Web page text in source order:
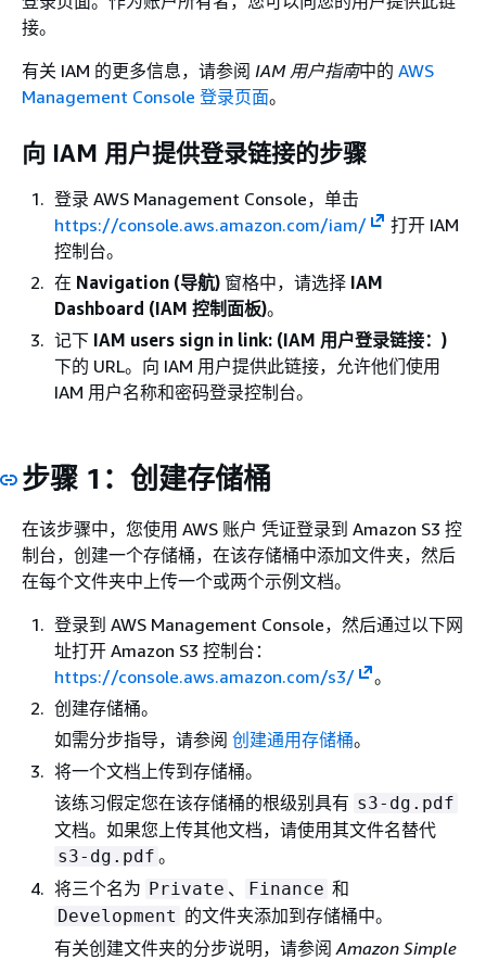
接。
有关 IAM 的更多信息，请参阅 IAM 用户指南中的 AWS
Management Console 登录页面。
向 IAM 用户提供登录链接的步骤
登录 AWS Management Console，单击
https://console.aws.amazon.com/iam/
打开 IAM
控制台。
在 Navigation (导航) 窗格中，请选择 IAM
Dashboard (IAM 控制面板)。
记下 IAM users sign in link: (IAM 用户登录链接：)
下的 URL。向 IAM 用户提供此链接，允许他们使用
IAM 用户名称和密码登录控制台。
步骤 1：创建存储桶
在该步骤中，您使用 AWS 账户 凭证登录到 Amazon S3 控
制台，创建一个存储桶，在该存储桶中添加文件夹，然后
在每个文件夹中上传一个或两个示例文档。
登录到 AWS Management Console，然后通过以下网
址打开 Amazon S3 控制台：
https://console.aws.amazon.com/s3/
。
创建存储桶。
如需分步指导，请参阅 创建通用存储桶。
将一个文档上传到存储桶。
该练习假定您在该存储桶的根级别具有 s3-dg.pdf
文档。如果您上传其他文档，请使用其文件名替代
s3-dg.pdf 。
将三个名为 Private 、 Finance 和
Development 的文件夹添加到存储桶中。
有关创建文件夹的分步说明，请参阅Amazon Simple